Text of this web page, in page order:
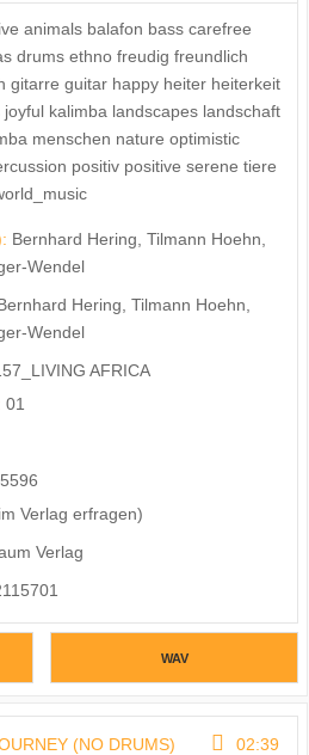
animals balafon bass carefree
drums ethno freudig freundlich
gitarre guitar happy heiter heiterkeit
kalimba landscapes landschaft
menschen nature optimistic
positiv positive serene tiere
Bernhard Hering, Tilmann Hoehn,
Wendel
Hering, Tilmann Hoehn,
Wendel
AFRICA
01
Verlag erfragen)
Verlag
WAV
(NO DRUMS) 02:39